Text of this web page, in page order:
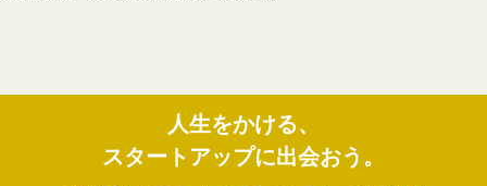
人生をかける、
スタートアップに出会おう。